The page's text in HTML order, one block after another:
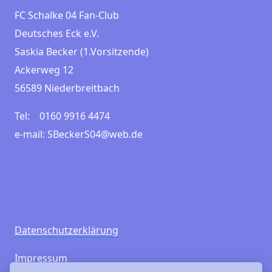
FC Schalke 04 Fan-Club
Deutsches Eck e.V.
Saskia Becker (1.Vorsitzende)
Ackerweg 12
56589 Niederbreitbach
Tel: 0160 9916 4474
e-mail: SBeckerS04@web.de
Datenschutzerklärung
Impressum